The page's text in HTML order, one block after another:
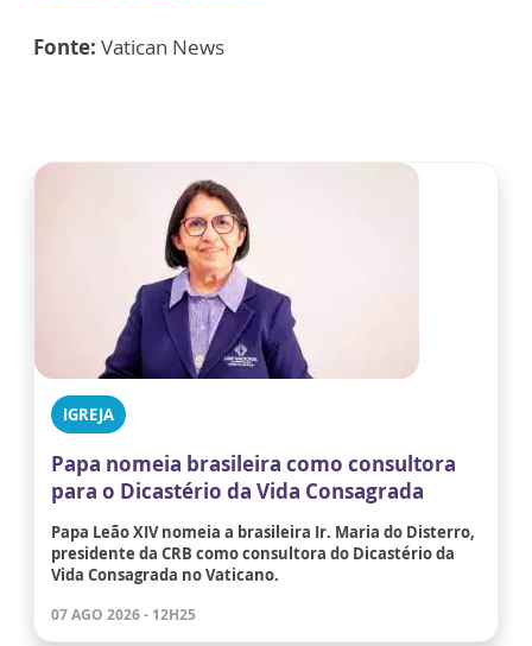
Fonte: Vatican News
IGREJA
Papa nomeia brasileira como consultora
para o Dicastério da Vida Consagrada
Papa Leão XIV nomeia a brasileira Ir. Maria do Disterro,
presidente da CRB como consultora do Dicastério da
Vida Consagrada no Vaticano.
07 AGO 2026 - 12H25